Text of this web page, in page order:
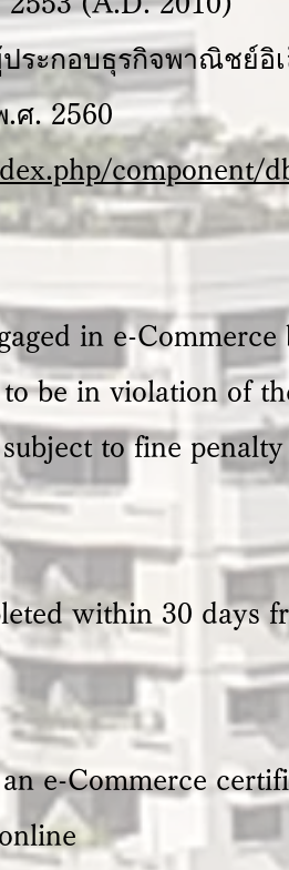
ระกอบธุรกิจพาณิชย์อิ
ศ. 2560
component/
in e-Commerce
be in violation of
to fine
within 30 days
e-Commerce